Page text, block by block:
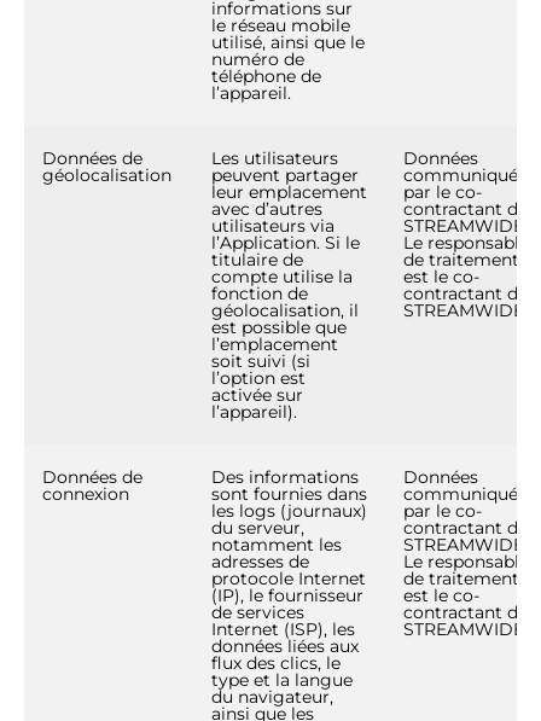
informations sur
le réseau mobile
utilisé, ainsi que le
numéro de
téléphone de
l’appareil.
Données de
géolocalisation
Les utilisateurs
peuvent partager
leur emplacement
avec d’autres
utilisateurs via
l’Application. Si le
titulaire de
compte utilise la
fonction de
géolocalisation, il
est possible que
l’emplacement
soit suivi (si
l’option est
activée sur
l’appareil).
Données
communiquées
par le co-
contractant de
STREAMWIDE.
Le responsable
de traitement
est le co-
contractant de
STREAMWIDE.
Données de
connexion
Des informations
sont fournies dans
les logs (journaux)
du serveur,
notamment les
adresses de
protocole Internet
(IP), le fournisseur
de services
Internet (ISP), les
données liées aux
flux des clics, le
type et la langue
du navigateur,
ainsi que les
Données
communiquées
par le co-
contractant de
STREAMWIDE.
Le responsable
de traitement
est le co-
contractant de
STREAMWIDE